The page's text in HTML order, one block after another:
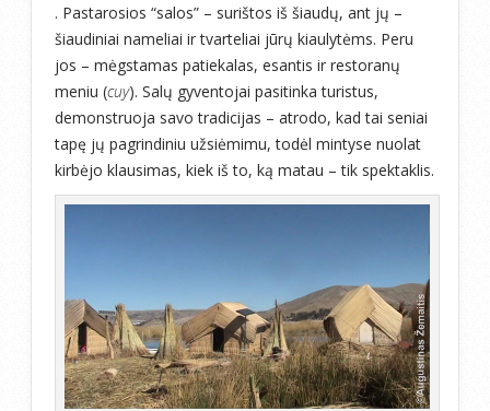
. Pastarosios “salos” – surištos iš šiaudų, ant jų –
šiaudiniai nameliai ir tvarteliai jūrų kiaulytėms. Peru
jos – mėgstamas patiekalas, esantis ir restoranų
meniu (cuy). Salų gyventojai pasitinka turistus,
demonstruoja savo tradicijas – atrodo, kad tai seniai
tapę jų pagrindiniu užsiėmimu, todėl mintyse nuolat
kirbėjo klausimas, kiek iš to, ką matau – tik spektaklis.